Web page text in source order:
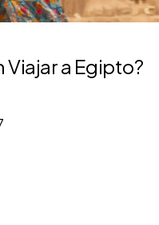
Viajar a Egipto?